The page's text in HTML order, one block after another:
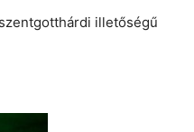
illetőségű